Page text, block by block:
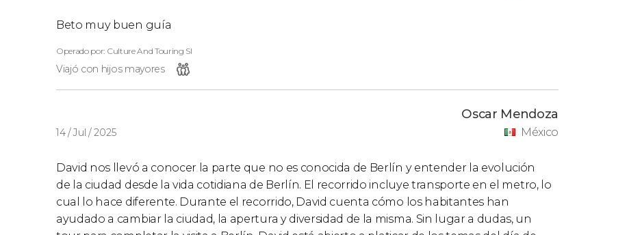
Beto muy buen guía
Operado por: Culture And Touring Sl
Viajó con hijos mayores
14 / Jul / 2025
Oscar Mendoza
México
David nos llevó a conocer la parte que no es conocida de Berlín y entender la evolución
de la ciudad desde la vida cotidiana de Berlín. El recorrido incluye transporte en el metro, lo
cual lo hace diferente. Durante el recorrido, David cuenta cómo los habitantes han
ayudado a cambiar la ciudad, la apertura y diversidad de la misma. Sin lugar a dudas, un